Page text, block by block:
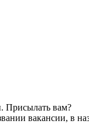
Присылать вам?
вакансии, в